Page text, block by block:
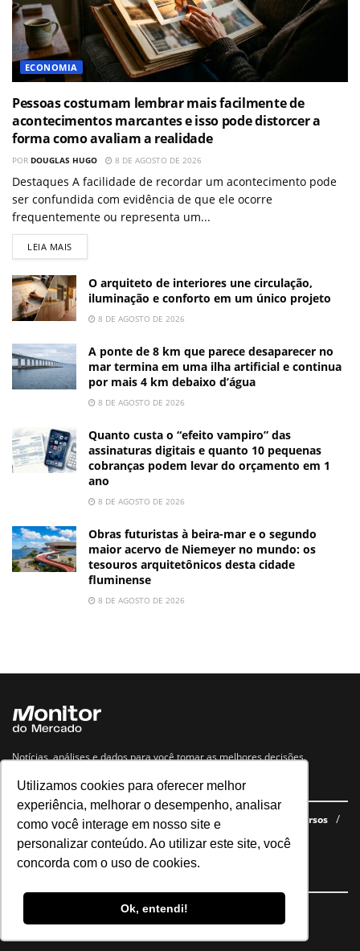
Utilizamos cookies para oferecer melhor
experiência, melhorar o desempenho, analisar
como você interage em nosso site e
personalizar conteúdo. Ao utilizar este site, você
concorda com o uso de cookies.
Ok, entendi!
ECONOMIA
Pessoas costumam lembrar mais facilmente de
acontecimentos marcantes e isso pode distorcer a
forma como avaliam a realidade
POR DOUGLAS HUGO 8 DE AGOSTO DE 2026
Destaques A facilidade de recordar um acontecimento pode
ser confundida com evidência de que ele ocorre
frequentemente ou representa um...
LEIA MAIS
O arquiteto de interiores une circulação,
iluminação e conforto em um único projeto
8 DE AGOSTO DE 2026
A ponte de 8 km que parece desaparecer no
mar termina em uma ilha artificial e continua
por mais 4 km debaixo d’água
8 DE AGOSTO DE 2026
Quanto custa o “efeito vampiro” das
assinaturas digitais e quanto 10 pequenas
cobranças podem levar do orçamento em 1
ano
8 DE AGOSTO DE 2026
Obras futuristas à beira-mar e o segundo
maior acervo de Niemeyer no mundo: os
tesouros arquitetônicos desta cidade
fluminense
8 DE AGOSTO DE 2026
Notícias, análises e dados para você tomar as melhores decisões.
Navegue no site
Últimas notícias Quem somos E-books gratuitos
Cursos
Política de privacidade